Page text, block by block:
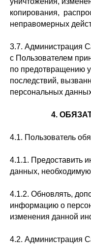
копирования,
неправомерных
3.7. Администрация
с Пользователем
по предотвращению
последствий,
персональных
4.
4.1. Пользователь
4.1.1. Предоставить
данных,
4.1.2. Обновлять,
информацию о
изменения данной
4.2. Администрация